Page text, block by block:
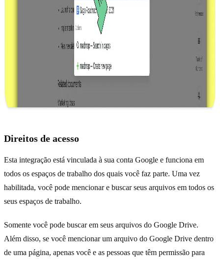
Direitos de acesso
Esta integração está vinculada à sua conta Google e funciona em
todos os espaços de trabalho dos quais você faz parte. Uma vez
habilitada, você pode mencionar e buscar seus arquivos em todos os
seus espaços de trabalho.
Somente você pode buscar em seus arquivos do Google Drive.
Além disso, se você mencionar um arquivo do Google Drive dentro
de uma página, apenas você e as pessoas que têm permissão para